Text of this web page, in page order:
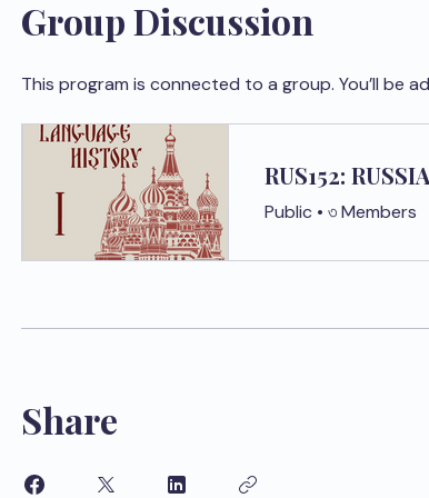
Group Discussion
This program is connected to a group. You’ll be
Public • ৩ Members
Share